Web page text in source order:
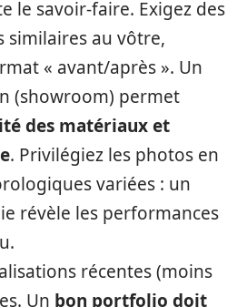
le savoir-faire. Exigez des
similaires au vôtre,
« avant/après ». Un
(showroom) permet
des matériaux et
. Privilégiez les photos en
variées : un
révèle les performances
récentes (moins
Un bon portfolio doit